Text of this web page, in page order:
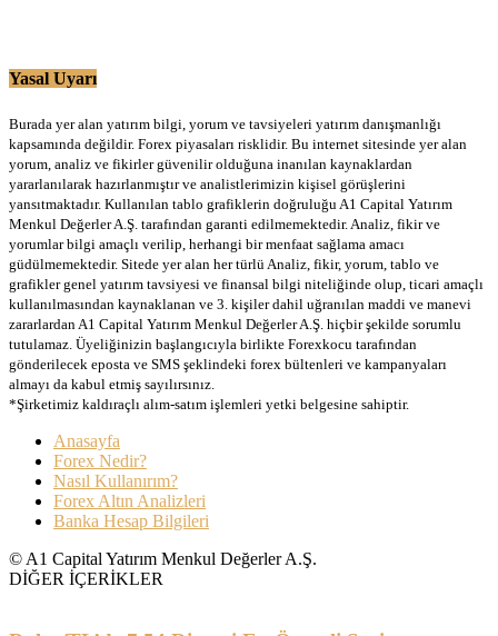
Yasal Uyarı
Burada yer alan yatırım bilgi, yorum ve tavsiyeleri yatırım danışmanlığı
kapsamında değildir. Forex piyasaları risklidir. Bu internet sitesinde yer alan
yorum, analiz ve fikirler güvenilir olduğuna inanılan kaynaklardan
yararlanılarak hazırlanmıştır ve analistlerimizin kişisel görüşlerini
yansıtmaktadır. Kullanılan tablo grafiklerin doğruluğu A1 Capital Yatırım
Menkul Değerler A.Ş. tarafından garanti edilmemektedir. Analiz, fikir ve
yorumlar bilgi amaçlı verilip, herhangi bir menfaat sağlama amacı
güdülmemektedir. Sitede yer alan her türlü Analiz, fikir, yorum, tablo ve
grafikler genel yatırım tavsiyesi ve finansal bilgi niteliğinde olup, ticari amaçlı
kullanılmasından kaynaklanan ve 3. kişiler dahil uğranılan maddi ve manevi
zararlardan A1 Capital Yatırım Menkul Değerler A.Ş. hiçbir şekilde sorumlu
tutulamaz. Üyeliğinizin başlangıcıyla birlikte Forexkocu tarafından
gönderilecek eposta ve SMS şeklindeki forex bültenleri ve kampanyaları
almayı da kabul etmiş sayılırsınız.
*Şirketimiz kaldıraçlı alım-satım işlemleri yetki belgesine sahiptir.
Anasayfa
Forex Nedir?
Nasıl Kullanırım?
Forex Altın Analizleri
Banka Hesap Bilgileri
© A1 Capital Yatırım Menkul Değerler A.Ş.
DİĞER İÇERİKLER